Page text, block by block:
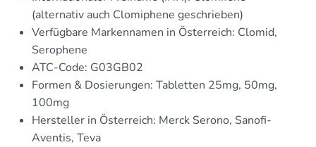
(alternativ auch Clomiphene geschrieben)
Verfügbare Markennamen in Österreich: Clomid,
Serophene
ATC-Code: G03GB02
Formen & Dosierungen: Tabletten 25mg, 50mg,
100mg
Hersteller in Österreich: Merck Serono, Sanofi-
Aventis, Teva